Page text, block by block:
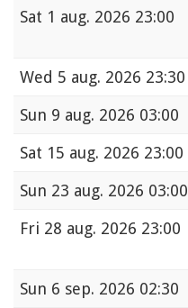
Sat 1 aug. 2026 23:00
Wed 5 aug. 2026 23:30
Sun 9 aug. 2026 03:00
Sat 15 aug. 2026 23:00
Sun 23 aug. 2026 03:00
Fri 28 aug. 2026 23:00
Sun 6 sep. 2026 02:30